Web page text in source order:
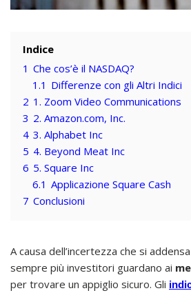
Indice
1 Che cos’è il NASDAQ?
1.1 Differenze con gli Altri Indici
2 1. Zoom Video Communications
3 2. Amazon.com, Inc.
4 3. Alphabet Inc
5 4. Beyond Meat Inc
6 5. Square Inc
6.1 Applicazione Square Cash
7 Conclusioni
A causa dell’incertezza che si
sempre più investitori guardano ai
per trovare un appiglio sicuro. Gli